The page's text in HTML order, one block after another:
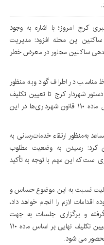
کرج امروز؛ با اشاره به وجود
این محله افزود: مدیریت
ساکنین مجاور در معرض خطر
مناسب در اطراف گود وبه منظور
شهردار کرج تا تعیین تکلیف
نهایی، شهرداری منطقه ۵ اقدام به اعمال ماده ۱۱۰ قانون شهرداری‌ها در این
به‌منظور ارتقاء خدمات‌رسانی به
کرد: رسیدن به وضعیت مطلوب
است که این مهم با توجه به تأکید
نسبت به این موضوع حساس و
لازم را انجام خواهد داد،
و برگزاری جلسات به جهت
جلوگیری از خطرات احتمالی و تازمان تعیین تکلیف نهایی بر اساس ماده ۱۱۰
می شود.